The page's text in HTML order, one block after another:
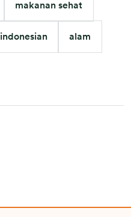
makanan sehat
indonesian alam